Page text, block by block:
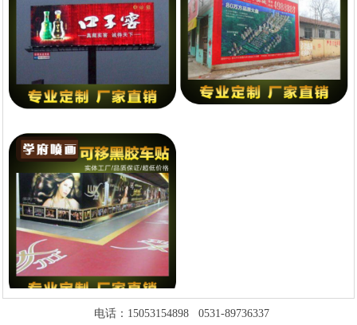
电话：15053154898 0531-89736337